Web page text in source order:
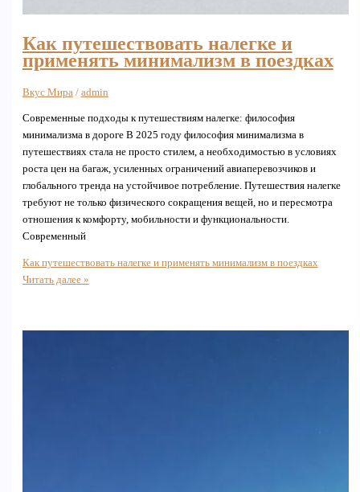
Как путешествовать налегке и
применять минимализм в поездках
Вкус Мира/ admin
Современные подходы к путешествиям налегке: философия
минимализма в дороге В 2025 году философия минимализма в
путешествиях стала не просто стилем, а необходимостью в условиях
роста цен на багаж, усиленных ограничений авиаперевозчиков и
глобального тренда на устойчивое потребление. Путешествия налегке
требуют не только физического сокращения вещей, но и пересмотра
отношения к комфорту, мобильности и функциональности.
Современный
Как путешествовать налегке и применять минимализм в поездках
Читать далее »